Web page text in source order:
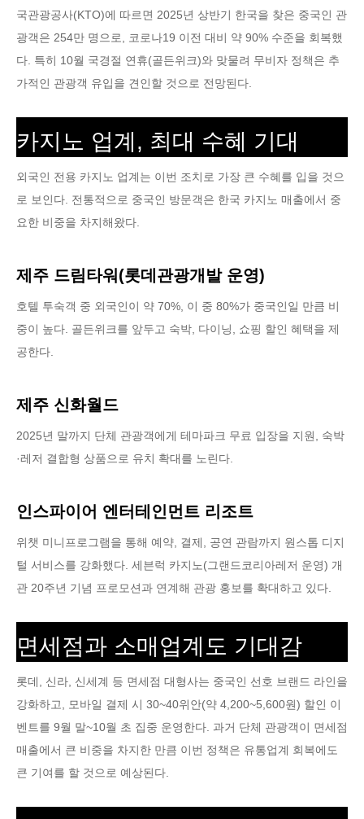
국관광공사(KTO)에 따르면 2025년 상반기 한국을 찾은 중국인 관
광객은 254만 명으로, 코로나19 이전 대비 약 90% 수준을 회복했
다. 특히 10월 국경절 연휴(골든위크)와 맞물려 무비자 정책은 추
가적인 관광객 유입을 견인할 것으로 전망된다.
카지노 업계, 최대 수혜 기대
외국인 전용 카지노 업계는 이번 조치로 가장 큰 수혜를 입을 것으
로 보인다. 전통적으로 중국인 방문객은 한국 카지노 매출에서 중
요한 비중을 차지해왔다.
제주 드림타워(롯데관광개발 운영)
호텔 투숙객 중 외국인이 약 70%, 이 중 80%가 중국인일 만큼 비
중이 높다. 골든위크를 앞두고 숙박, 다이닝, 쇼핑 할인 혜택을 제
공한다.
제주 신화월드
2025년 말까지 단체 관광객에게 테마파크 무료 입장을 지원, 숙박
·레저 결합형 상품으로 유치 확대를 노린다.
인스파이어 엔터테인먼트 리조트
위챗 미니프로그램을 통해 예약, 결제, 공연 관람까지 원스톱 디지
털 서비스를 강화했다. 세븐럭 카지노(그랜드코리아레저 운영) 개
관 20주년 기념 프로모션과 연계해 관광 홍보를 확대하고 있다.
면세점과 소매업계도 기대감
롯데, 신라, 신세계 등 면세점 대형사는 중국인 선호 브랜드 라인을
강화하고, 모바일 결제 시 30~40위안(약 4,200~5,600원) 할인 이
벤트를 9월 말~10월 초 집중 운영한다. 과거 단체 관광객이 면세점
매출에서 큰 비중을 차지한 만큼 이번 정책은 유통업계 회복에도
큰 기여를 할 것으로 예상된다.